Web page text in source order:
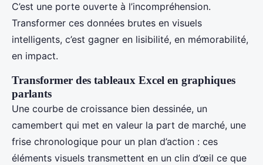
C’est une porte ouverte à l’incompréhension.
Transformer ces données brutes en visuels
intelligents, c’est gagner en lisibilité, en mémorabilité,
en impact.
Transformer des tableaux Excel en graphiques
parlants
Une courbe de croissance bien dessinée, un
camembert qui met en valeur la part de marché, une
frise chronologique pour un plan d’action : ces
éléments visuels transmettent en un clin d’œil ce que